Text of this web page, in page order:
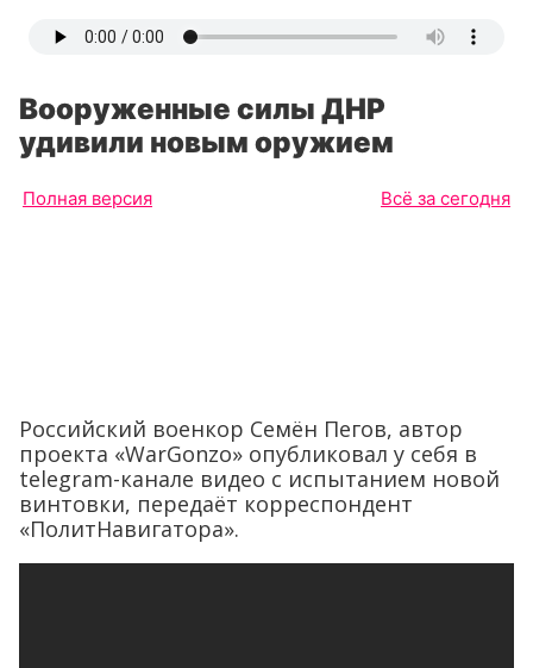
Вооруженные силы ДНР
удивили новым оружием
Полная версия Всё за сегодня
Российский военкор Семён Пегов, автор
проекта «WarGonzo» опубликовал у себя в
telegram-канале видео с испытанием новой
винтовки, передаёт корреспондент
«ПолитНавигатора».